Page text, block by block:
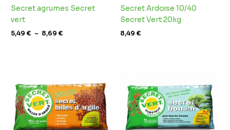
Secret agrumes Secret
vert
5,49€ – 8,69€
Secret Ardoise 10/40
Secret Vert 20kg
8,49 €
3,95 €
à
8,95 €